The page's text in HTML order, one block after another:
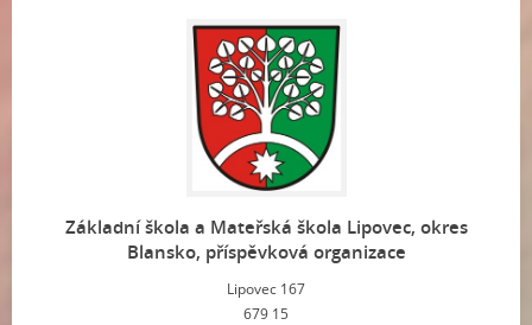
Základní škola a Mateřská škola Lipovec, okres
Blansko, příspěvková organizace
Lipovec 167
679 15